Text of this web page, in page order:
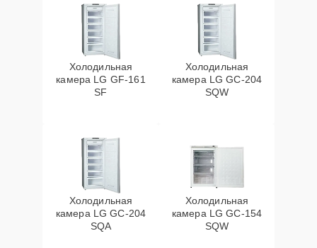
Холодильная
камера LG GF-161
SF
Холодильная
камера LG GC-204
SQW
Холодильная
камера LG GC-204
SQA
Холодильная
камера LG GC-154
SQW